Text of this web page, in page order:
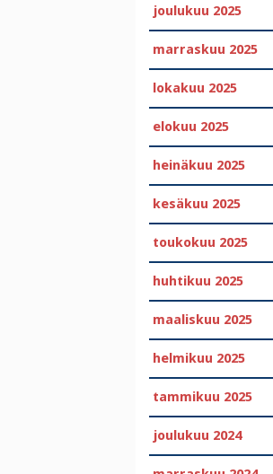
joulukuu 2025
marraskuu 2025
lokakuu 2025
elokuu 2025
heinäkuu 2025
kesäkuu 2025
toukokuu 2025
huhtikuu 2025
maaliskuu 2025
helmikuu 2025
tammikuu 2025
joulukuu 2024